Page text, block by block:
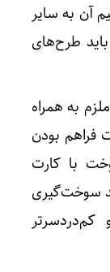
آن به سایر
طرح‌های
به همراه
بودن
با کارت
سوخت‌گیری